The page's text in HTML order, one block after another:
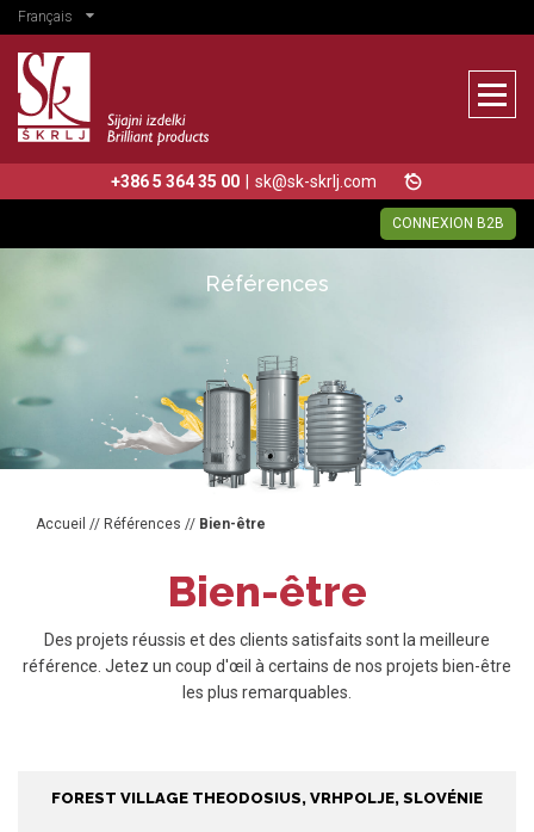
Français
+386 5 364 35 00 | sk@sk-skrlj.com
CONNEXION B2B
Références
Accueil // Références // Bien-être
Bien-être
Des projets réussis et des clients satisfaits sont la meilleure
référence. Jetez un coup d'œil à certains de nos projets bien-être
les plus remarquables.
FOREST VILLAGE THEODOSIUS, VRHPOLJE, SLOVÉNIE